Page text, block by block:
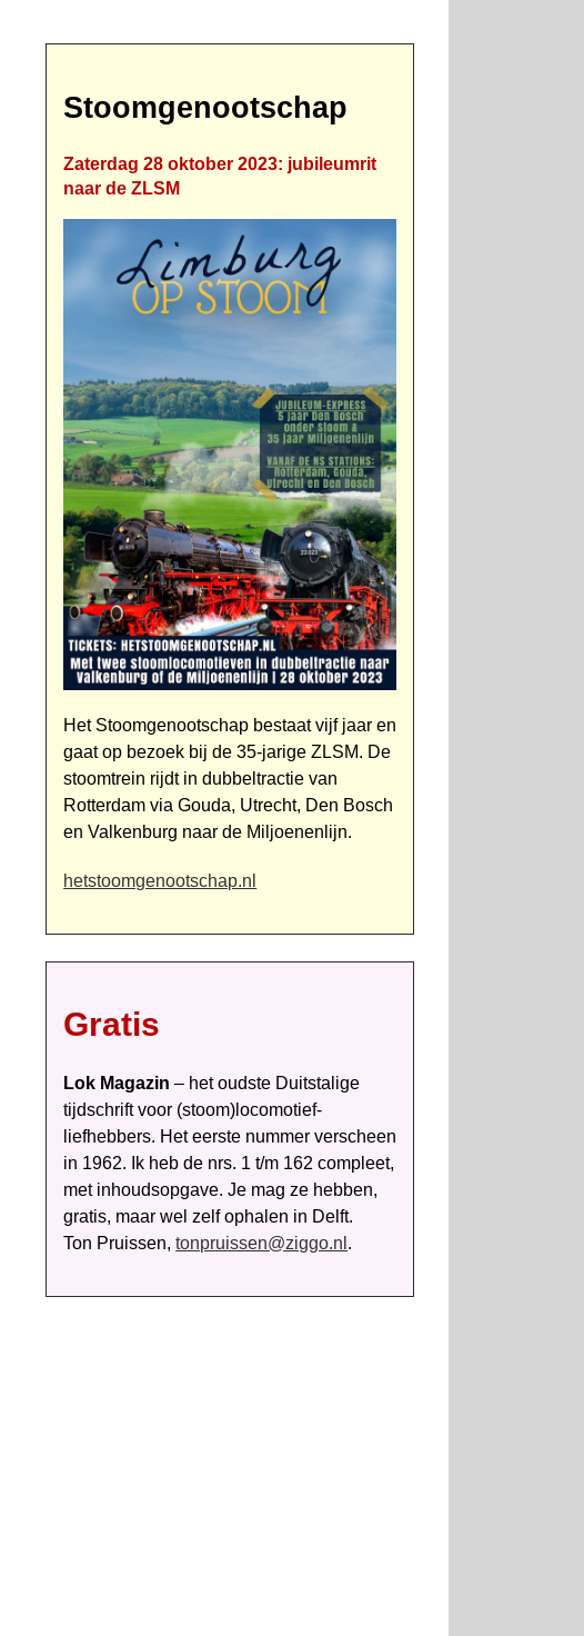
Stoomgenootschap
Zaterdag 28 oktober 2023: jubileumrit
naar de ZLSM
Het Stoomgenootschap bestaat vijf jaar en
gaat op bezoek bij de 35-jarige ZLSM. De
stoomtrein rijdt in dubbeltractie van
Rotterdam via Gouda, Utrecht, Den Bosch
en Valkenburg naar de Miljoenenlijn.
hetstoomgenootschap.nl
Gratis
Lok Magazin – het oudste Duits­talige
tijdschrift voor (stoom)loco­mo­tief­
liefhebbers. Het eerste num­mer verscheen
in 1962. Ik heb de nrs. 1 t/m 162 compleet,
met in­houds­­opgave. Je mag ze hebben,
gratis, maar wel zelf op­halen in Delft.
Ton Pruissen,tonpruissen@ziggo.nl .